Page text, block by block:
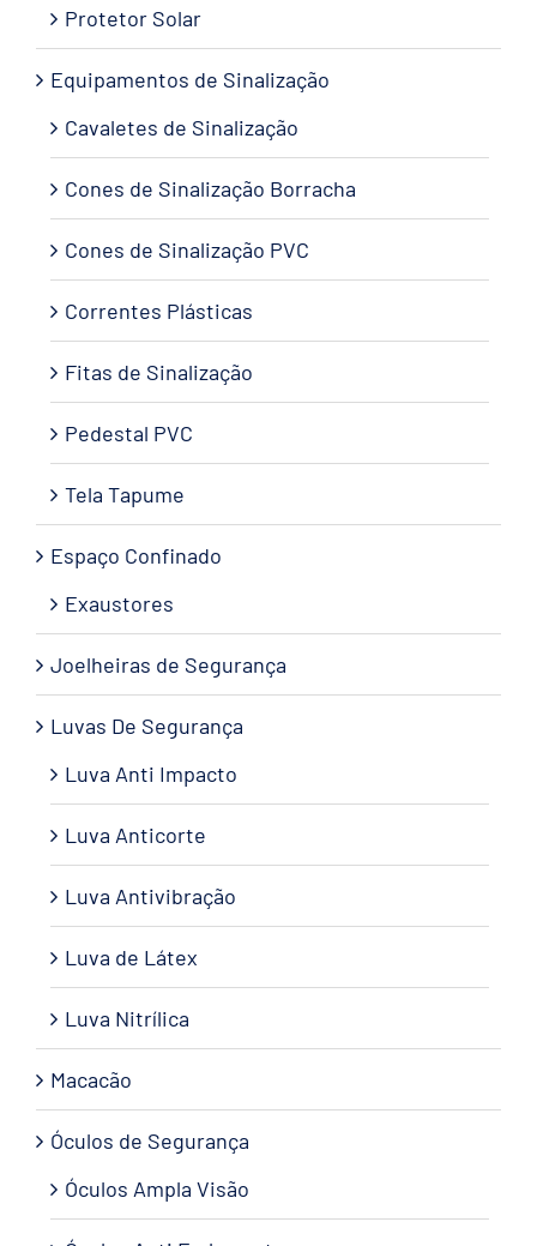
Protetor Solar
Equipamentos de Sinalização
Cavaletes de Sinalização
Cones de Sinalização Borracha
Cones de Sinalização PVC
Correntes Plásticas
Fitas de Sinalização
Pedestal PVC
Tela Tapume
Espaço Confinado
Exaustores
Joelheiras de Segurança
Luvas De Segurança
Luva Anti Impacto
Luva Anticorte
Luva Antivibração
Luva de Látex
Luva Nitrílica
Macacão
Óculos de Segurança
Óculos Ampla Visão